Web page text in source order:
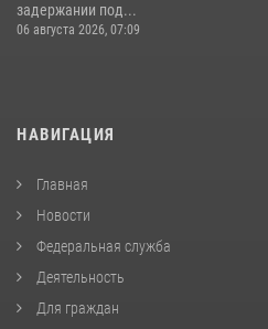
задержании под...
06 августа 2026, 07:09
НАВИГАЦИЯ
Главная
Новости
Федеральная служба
Деятельность
Для граждан